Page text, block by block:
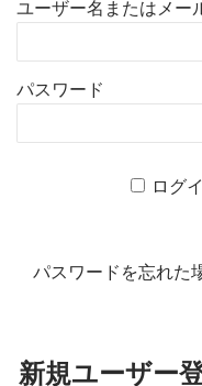
ユーザー名またはメー
パスワード
ログ
パスワードを忘れた
新規ユーザー